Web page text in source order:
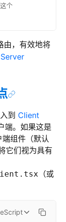
个
由，有效地将
Server
到 Client
端。如果这是
组件（默认
它们视为具有
（或